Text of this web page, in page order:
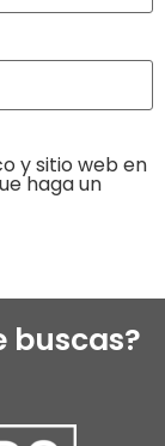
y sitio web en
haga un
buscas?